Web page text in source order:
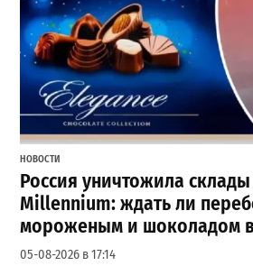
НОВОСТИ
Россия уничтожила
Millennium: ждать ли
мороженым и шоколадом
05-08-2026 в 17:14